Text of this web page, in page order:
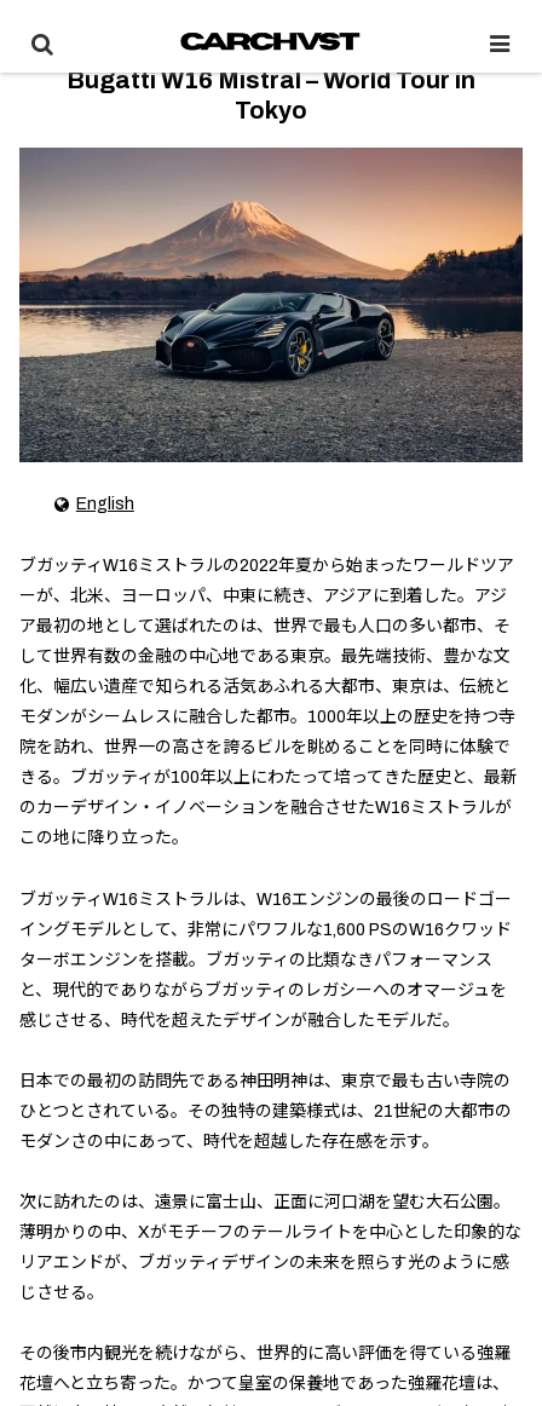
Bugatti W16 Mistral – World Tour in
Tokyo
English
ブガッティW16ミストラルの2022年夏から始まったワールドツア
ーが、北米、ヨーロッパ、中東に続き、アジアに到着した。アジ
ア最初の地として選ばれたのは、世界で最も人口の多い都市、そ
して世界有数の金融の中心地である東京。最先端技術、豊かな文
化、幅広い遺産で知られる活気あふれる大都市、東京は、伝統と
モダンがシームレスに融合した都市。1000年以上の歴史を持つ寺
院を訪れ、世界一の高さを誇るビルを眺めることを同時に体験で
きる。ブガッティが100年以上にわたって培ってきた歴史と、最新
のカーデザイン・イノベーションを融合させたW16ミストラルが
この地に降り立った。
ブガッティW16ミストラルは、W16エンジンの最後のロードゴー
イングモデルとして、非常にパワフルな1,600 PSのW16クワッド
ターボエンジンを搭載。ブガッティの比類なきパフォーマンス
と、現代的でありながらブガッティのレガシーへのオマージュを
感じさせる、時代を超えたデザインが融合したモデルだ。
日本での最初の訪問先である神田明神は、東京で最も古い寺院の
ひとつとされている。その独特の建築様式は、21世紀の大都市の
モダンさの中にあって、時代を超越した存在感を示す。
次に訪れたのは、遠景に富士山、正面に河口湖を望む大石公園。
薄明かりの中、Xがモチーフのテールライトを中心とした印象的な
リアエンドが、ブガッティデザインの未来を照らす光のように感
じさせる。
その後市内観光を続けながら、世界的に高い評価を得ている強羅
花壇へと立ち寄った。かつて皇室の保養地であった強羅花壇は、